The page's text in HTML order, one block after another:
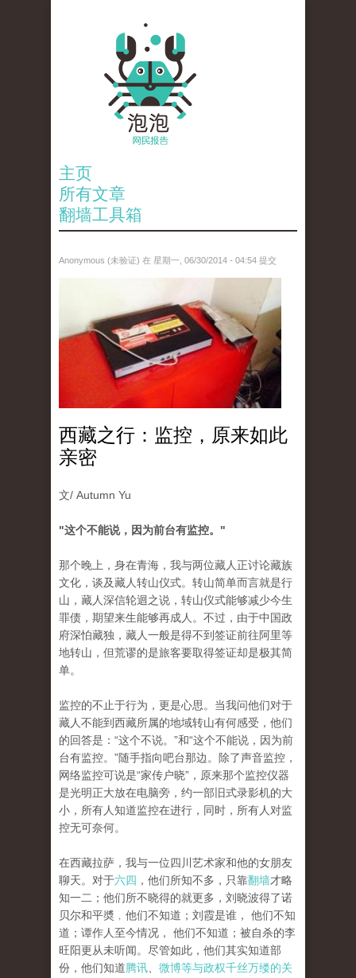
主页
所有文章
翻墙工具箱
Anonymous (未验证) 在 星期一, 06/30/2014 - 04:54 提交
西藏之行：监控，原来如此
亲密
文/ Autumn Yu
"这个不能说，因为前台有监控。"
那个晚上，身在青海，我与两位藏人正讨论藏族
文化，谈及藏人转山仪式。转山简单而言就是行
山，藏人深信轮迴之说，转山仪式能够减少今生
罪债，期望来生能够再成人。不过，由于中国政
府深怕藏独，藏人一般是得不到签证前往阿里等
地转山，但荒谬的是旅客要取得签证却是极其简
单。
监控的不止于行为，更是心思。当我问他们对于
藏人不能到西藏所属的地域转山有何感受，他们
的回答是：“这个不说。”和“这个不能说，因为前
台有监控。”随手指向吧台那边。除了声音监控，
网络监控可说是“家传户晓”，原来那个监控仪器
是光明正大放在电脑旁，约一部旧式录影机的大
小，所有人知道监控在进行，同时，所有人对监
控无可奈何。
在西藏拉萨，我与一位四川艺术家和他的女朋友
聊天。对于六四 ，他们所知不多，只靠翻墙才略
知一二；他们所不晓得的就更多，刘晓波得了诺
贝尔和平奬﹐他们不知道；刘霞是谁， 他们不知
道；谭作人至今情况， 他们不知道；被自杀的李
旺阳更从未听闻。尽管如此，他们其实知道部
份，他们知道腾讯
微博等与政权千丝万缕的关